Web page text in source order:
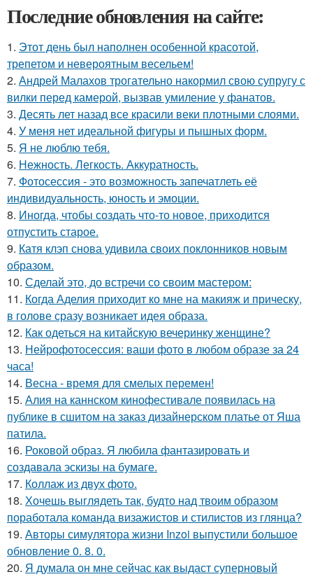
Последние обновления на сайте:
1. Этот день был наполнен особенной красотой,
трепетом и невероятным весельем!
2. Андрей Малахов трогательно накормил свою супругу с
вилки перед камерой, вызвав умиление у фанатов.
3. Десять лет назад все красили веки плотными слоями.
4. У меня нет идеальной фигуры и пышных форм.
5. Я не люблю тебя.
6. Нежность. Легкость. Аккуратность.
7. Фотосессия - это возможность запечатлеть её
индивидуальность, юность и эмоции.
8. Иногда, чтобы создать что-то новое, приходится
отпустить старое.
9. Катя клэп снова удивила своих поклонников новым
образом.
10. Сделай это, до встречи со своим мастером:
11. Когда Аделия приходит ко мне на макияж и прическу,
в голове сразу возникает идея образа.
12. Как одеться на китайскую вечеринку женщине?
13. Нейрофотосессия: ваши фото в любом образе за 24
часа!
14. Весна - время для смелых перемен!
15. Алия на каннском кинофестивале появилась на
публике в сшитом на заказ дизайнерском платье от Яша
патила.
16. Роковой образ. Я любила фантазировать и
создавала эскизы на бумаге.
17. Коллаж из двух фото.
18. Хочешь выглядеть так, будто над твоим образом
поработала команда визажистов и стилистов из глянца?
19. Авторы симулятора жизни Inzoi выпустили большое
обновление 0. 8. 0.
20. Я думала он мне сейчас как выдаст суперновый